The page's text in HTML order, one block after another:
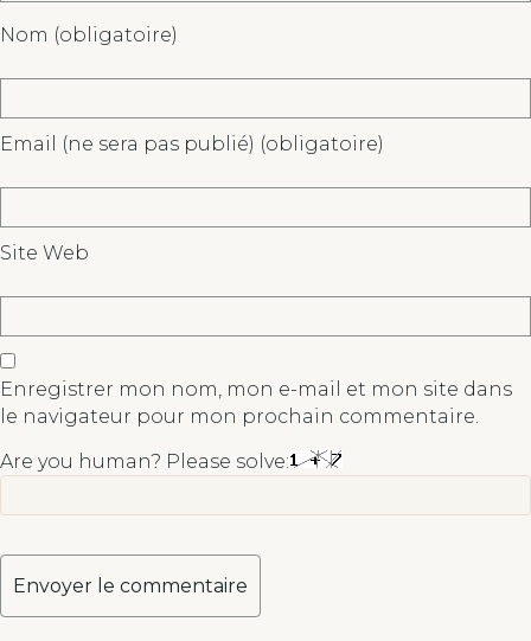
Nom (obligatoire)
Email (ne sera pas publié) (obligatoire)
Site Web
Enregistrer mon nom, mon e-mail et mon site dans
le navigateur pour mon prochain commentaire.
Are you human? Please solve: